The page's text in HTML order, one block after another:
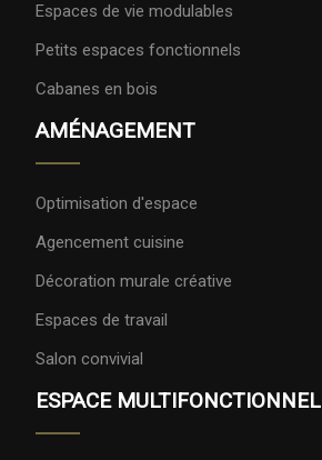
Espaces de vie modulables
Petits espaces fonctionnels
Cabanes en bois
AMÉNAGEMENT
Optimisation d'espace
Agencement cuisine
Décoration murale créative
Espaces de travail
Salon convivial
ESPACE MULTIFONCTIONNEL